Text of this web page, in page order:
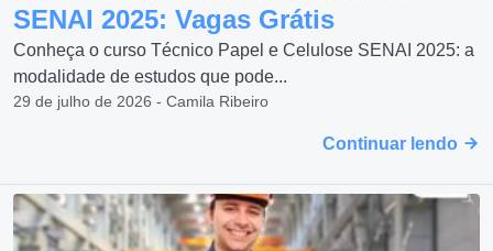
SENAI 2025: Vagas Grátis
Conheça o curso Técnico Papel e Celulose SENAI 2025: a
modalidade de estudos que pode...
29 de julho de 2026 - Camila Ribeiro
Continuar lendo